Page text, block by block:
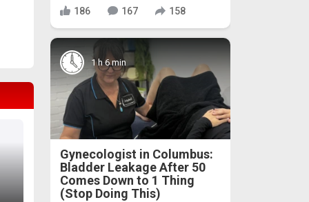
186 167 158
1 h 6 min
Gynecologist in Columbus:
Bladder Leakage After 50
Comes Down to 1 Thing
(Stop Doing This)